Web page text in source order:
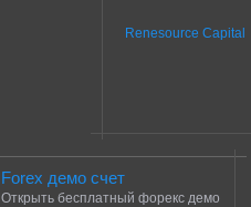
Renesource Capital
Forex демо счет
Открыть бесплатный форекс демо